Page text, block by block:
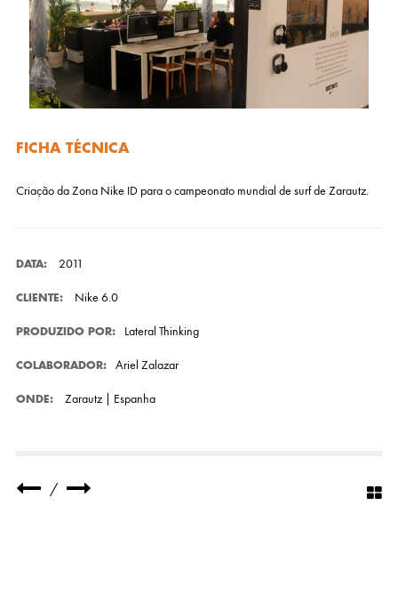
FICHA TÉCNICA
Criação da Zona Nike ID para o campeonato mundial de surf de Zarautz.
DATA: 2011
CLIENTE: Nike 6.0
PRODUZIDO POR: Lateral Thinking
COLABORADOR: Ariel Zalazar
ONDE: Zarautz | Espanha
/